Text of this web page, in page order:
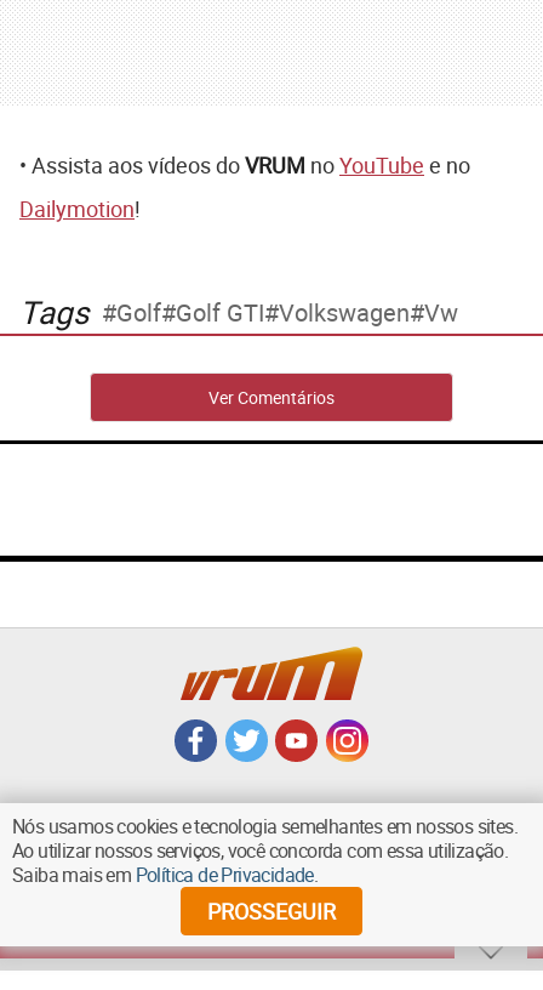
• Assista aos vídeos doVRUM noYouTube e no
Dailymotion!
Tags Golf Golf GTI Volkswagen Vw
Ver Comentários
VOLTAR AO TOPO
Diários Associados - Todos os direitos reservados
Nós usamos cookies e tecnologia semelhantes em nossos sites.
Ao utilizar nossos serviços, você concorda com essa utilização.
Saiba mais em Política de Privacidade.
PROSSEGUIR